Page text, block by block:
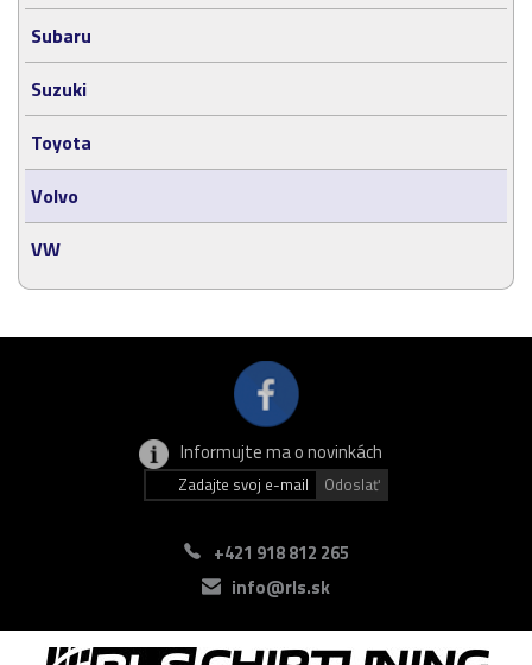
Subaru
Suzuki
Toyota
Volvo
VW
Informujte ma o novinkách
+421 918 812 265
info@rls.sk